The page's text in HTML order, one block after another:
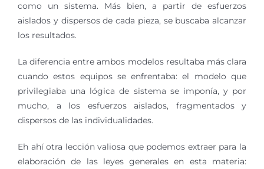
como un sistema. Más bien, a partir de esfuerzos
aislados y dispersos de cada pieza, se buscaba alcanzar
los resultados.
La diferencia entre ambos modelos resultaba más clara
cuando estos equipos se enfrentaba: el modelo que
privilegiaba una lógica de sistema se imponía, y por
mucho, a los esfuerzos aislados, fragmentados y
dispersos de las individualidades.
Eh ahí otra lección valiosa que podemos extraer para la
elaboración de las leyes generales en esta materia: